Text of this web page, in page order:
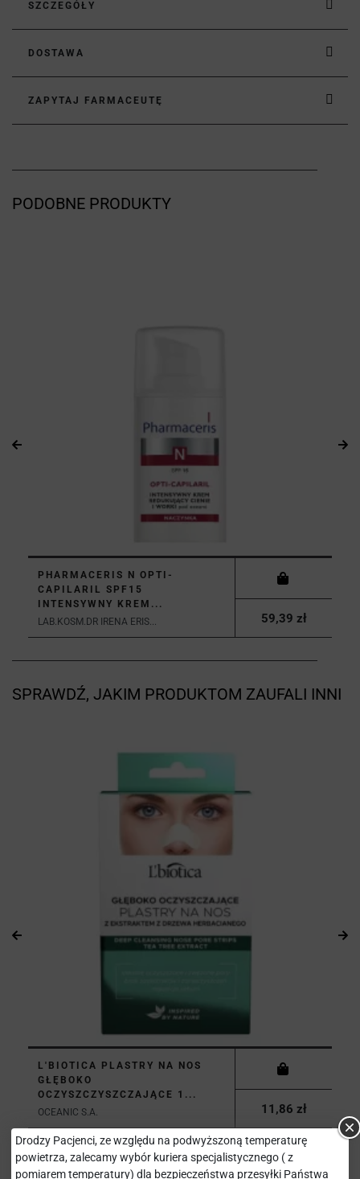
SZCZEGÓŁY
DOSTAWA
ZAPYTAJ FARMACEUTĘ
PODOBNE PRODUKTY
PHARMACERIS N OPTI-
CAPILARIL SPF15
INTENSYWNY KREM...
LAB.KOSM.DR IRENA ERIS...
59,39 zł
SPRAWDŹ, JAKIM PRODUKTOM ZAUFALI INNI
L'BIOTICA PLASTRY NA NOS
GŁĘBOKO
OCZYSZCZYSZCZAJĄCE 1...
OCEANIC S.A.
11,86 zł
Drodzy Pacjenci, ze względu na podwyższoną temperaturę
powietrza, zalecamy wybór kuriera specjalistycznego ( z
pomiarem temperatury) dla bezpieczeństwa przesyłki Państwa